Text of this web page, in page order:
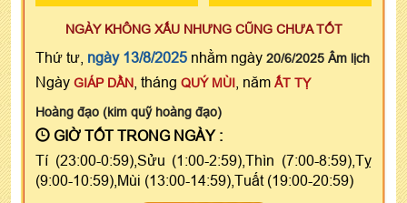
NGÀY KHÔNG XẤU NHƯNG CŨNG CHƯA TỐT
Thứ tư, ngày 13/8/2025 nhằm ngày 20/6/2025 Âm lịch
Ngày GIÁP DẦN , tháng QUÝ MÙI , năm ẤT TỴ
Hoàng đạo (kim quỹ hoàng đạo)
GIỜ TỐT TRONG NGÀY :
Tí (23:00-0:59),Sửu (1:00-2:59),Thìn (7:00-8:59),Tỵ
(9:00-10:59),Mùi (13:00-14:59),Tuất (19:00-20:59)